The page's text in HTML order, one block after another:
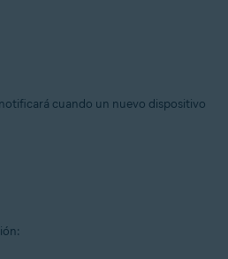
cuando un nuevo dispositivo